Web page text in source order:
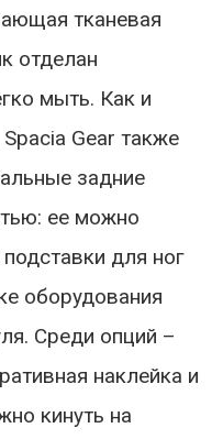
тканевая
отделан
мыть. Как и
Gear также
задние
ее можно
для ног
оборудования
Среди опций –
наклейка и
кинуть на